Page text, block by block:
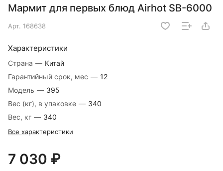
Мармит для первых блюд Airhot SB-6000
Арт. 168638
Характеристики
Страна — Китай
Гарантийный срок, мес — 12
Модель — 395
Вес (кг), в упаковке — 340
Вес, кг — 340
Все характеристики
7 030 ₽